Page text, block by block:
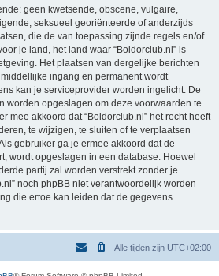
geen kwetsende, obscene, vulgaire,
seksueel georiënteerde of anderzijds
die de van toepassing zijnde regels en/of
je land, het land waar “Boldorclub.nl” is
Het plaatsen van dergelijke berichten
ingang en permanent wordt
kan je serviceprovider worden ingelicht. De
worden opgeslagen om deze voorwaarden te
mee akkoord dat “Boldorclub.nl” het recht heeft
te wijzigen, te sluiten of te verplaatsen
gebruiker ga je ermee akkoord dat de
wordt opgeslagen in een database. Hoewel
partij zal worden verstrekt zonder je
noch phpBB niet verantwoordelijk worden
die ertoe kan leiden dat de gegevens
Alle tijden zijn UTC+02:00